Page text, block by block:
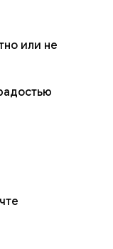
или не